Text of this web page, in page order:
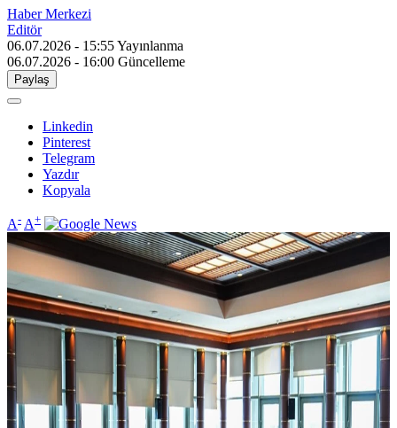
Haber Merkezi
Editör
06.07.2026 - 15:55Yayınlanma
06.07.2026 - 16:00 Güncelleme
Paylaş
Linkedin
Pinterest
Telegram
Yazdır
Kopyala
A- A+